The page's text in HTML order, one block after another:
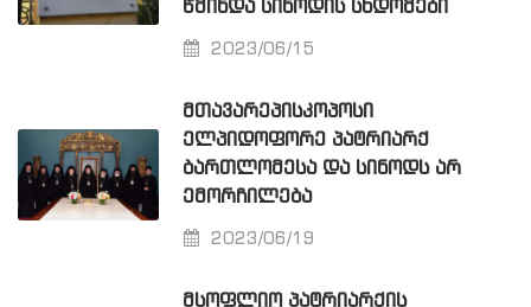
ᲬᲛᲘᲜᲓᲐ ᲡᲘᲜᲝᲓᲘᲡ ᲡᲮᲓᲝᲛᲔᲑᲘ
2023/06/15
ᲛᲗᲐᲕᲐᲠᲔᲞᲘᲡᲙᲝᲞᲝᲡᲘ
ᲔᲚᲞᲘᲓᲝᲤᲝᲠᲔ ᲞᲐᲢᲠᲘᲐᲠᲥ
ᲑᲐᲠᲗᲚᲝᲛᲔᲡᲐ ᲓᲐ ᲡᲘᲜᲝᲓᲡ ᲐᲠ
ᲔᲛᲝᲠᲩᲘᲚᲔᲑᲐ
2023/06/19
ᲛᲡᲝᲤᲚᲘᲝ ᲞᲐᲢᲠᲘᲐᲠᲥᲘᲡ